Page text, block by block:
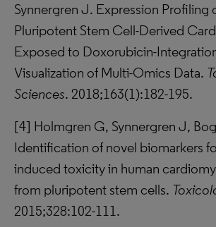
Synnergren J. Expression Profiling
Pluripotent Stem Cell-Derived
Exposed to Doxorubicin-
Visualization of Multi-Omics Data.
Sciences. 2018;163(1):182-195.
[4] Holmgren G, Synnergren J,
Identification of novel biomarkers
induced toxicity in human
from pluripotent stem cells.
2015;328:102-111.